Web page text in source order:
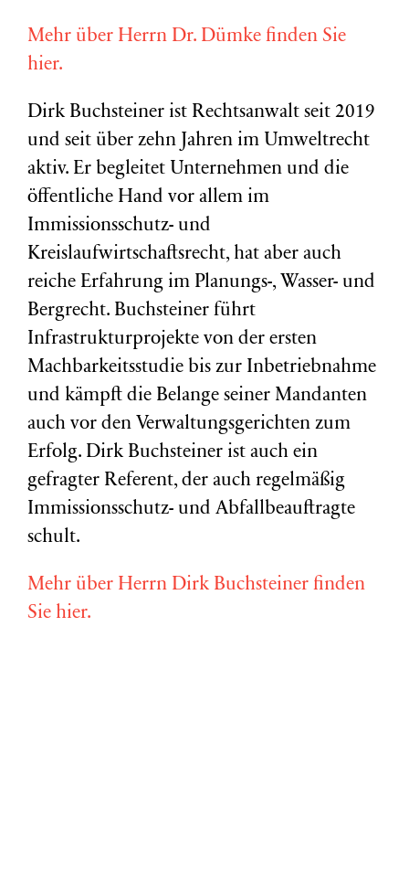
Mehr über Herrn Dr. Dümke finden Sie
hier.
Dirk Buchsteiner ist Rechtsanwalt seit 2019
und seit über zehn Jahren im Umweltrecht
aktiv. Er begleitet Unternehmen und die
öffentliche Hand vor allem im
Immissionsschutz- und
Kreislaufwirtschaftsrecht, hat aber auch
reiche Erfahrung im Planungs-, Wasser- und
Bergrecht. Buchsteiner führt
Infrastrukturprojekte von der ersten
Machbarkeitsstudie bis zur Inbetriebnahme
und kämpft die Belange seiner Mandanten
auch vor den Verwaltungsgerichten zum
Erfolg. Dirk Buchsteiner ist auch ein
gefragter Referent, der auch regelmäßig
Immissionsschutz- und Abfallbeauftragte
schult.
Mehr über Herrn Dirk Buchsteiner finden
Sie hier.